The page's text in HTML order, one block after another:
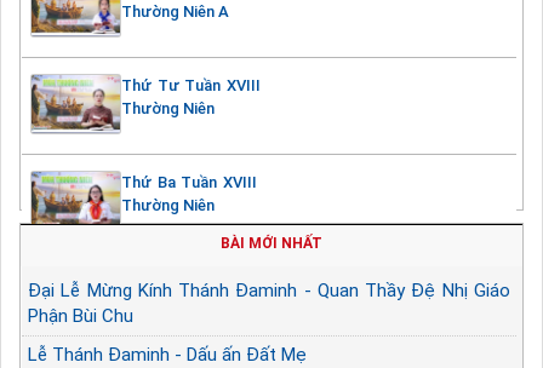
Thường Niên A
Thứ Tư Tuần XVIII
Thường Niên
Thứ Ba Tuần XVIII
Thường Niên
BÀI MỚI NHẤT
Đại Lễ Mừng Kính Thánh Đaminh - Quan Thầy Đệ Nhị Giáo
Phận Bùi Chu
Lễ Thánh Đaminh - Dấu ấn Đất Mẹ